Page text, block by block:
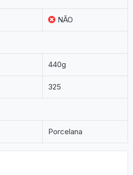
NÃO
440g
325
Porcelana